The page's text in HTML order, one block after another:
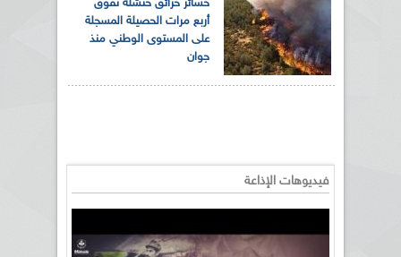
خسائر حرائق خنشلة تفوق
أربع مرات الحصيلة المسجلة
على المستوى الوطني منذ
جوان
فيديوهات الإذاعة